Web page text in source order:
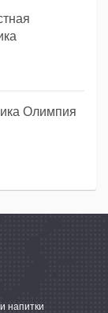
Олимпия
напитки